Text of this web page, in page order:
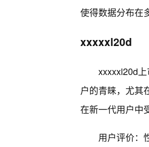
使得数据分布在
xxxxxl20d
xxxxxl20d
户的青睐，尤其
在新一代用户中
用户评价：